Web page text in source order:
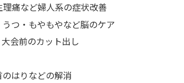
理痛など婦人系の症状改善
つ・もやもやなど脳のケア
会前のカット出し
はりなどの解消